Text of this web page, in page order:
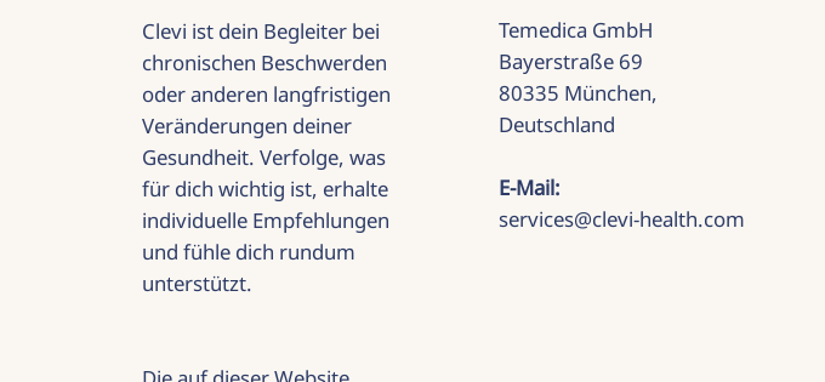
Clevi ist dein Begleiter bei
chronischen Beschwerden
oder anderen langfristigen
Veränderungen deiner
Gesundheit. Verfolge, was
für dich wichtig ist, erhalte
individuelle Empfehlungen
und fühle dich rundum
unterstützt.
Temedica GmbH
Bayerstraße 69
80335 München,
Deutschland
E-Mail:
services@clevi-health.com